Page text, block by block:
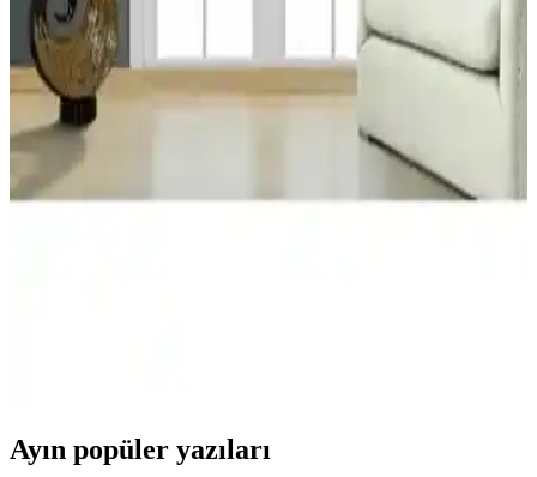
Decoperde ve Taç blackout perdeleri, yüksek karartma oranları ve
şık tasarımlarıyla çeşitli mekanlar için ideal seçenekler sunar. Detaylı
karşılaştırma ile ihtiyaçlarınıza en uygun perdeyi seçin.
Mr.Stock Blackout Fon Perde ile Evinizde
Mükemmel Karanlık ve Konfor Sağlayın
Yüksek kaliteli Blackout kumaş kullanımıyla güneşi tamamen
engelleyen, estetik ve dayanıklı Mr.Stock Blackout Fon Perde, farklı
Ayın popüler yazıları